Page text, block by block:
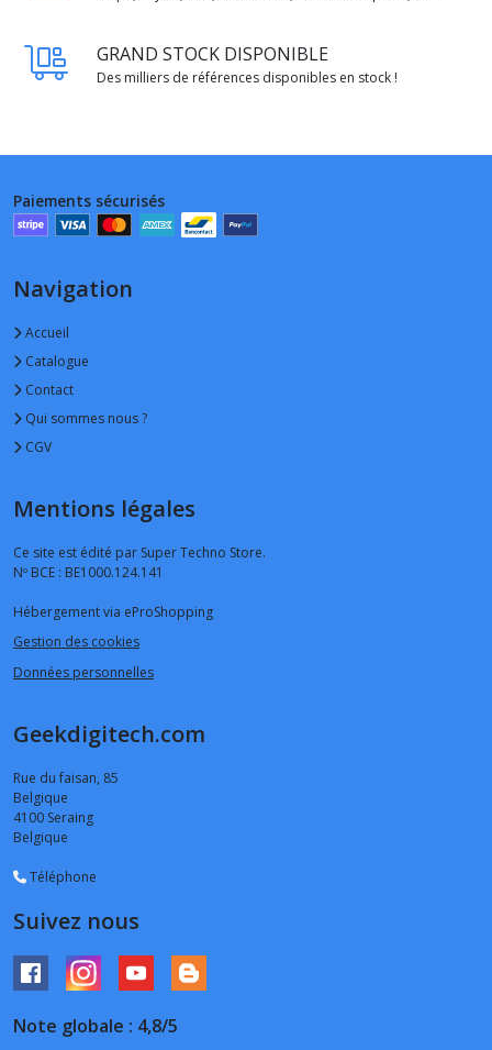
GRAND STOCK DISPONIBLE
Des milliers de références disponibles en stock !
Paiements sécurisés
Navigation
Accueil
Catalogue
Contact
Qui sommes nous ?
CGV
Mentions légales
Ce site est édité par Super Techno Store.
Nº BCE : BE1000.124.141
Hébergement via eProShopping
Gestion des cookies
Données personnelles
Geekdigitech.com
Rue du faisan, 85
Belgique
4100 Seraing
Belgique
Téléphone
Suivez nous
Note globale : 4,8/5